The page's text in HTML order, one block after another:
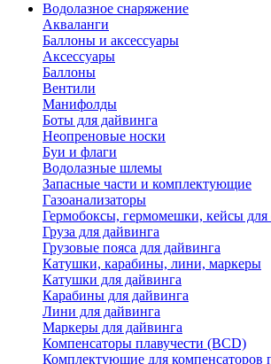
Водолазное снаряжение
Акваланги
Баллоны и аксессуары
Аксессуары
Баллоны
Вентили
Манифолды
Боты для дайвинга
Неопреновые носки
Буи и флаги
Водолазные шлемы
Запасные части и комплектующие
Газоанализаторы
Гермобоксы, гермомешки, кейсы для
Груза для дайвинга
Грузовые пояса для дайвинга
Катушки, карабины, лини, маркеры
Катушки для дайвинга
Карабины для дайвинга
Лини для дайвинга
Маркеры для дайвинга
Компенсаторы плавучести (BCD)
Комплектующие для компенсаторов